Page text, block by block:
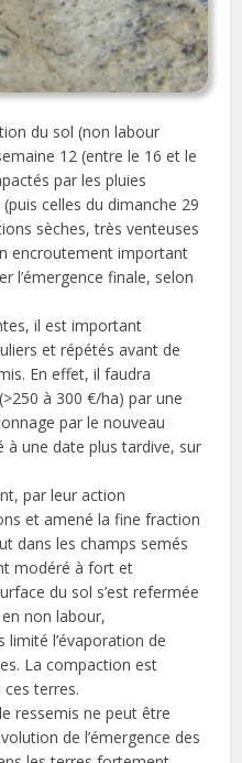
du sol (non labour
12 (entre le 16 et le
par les pluies
celles du dimanche 29
sèches, très venteuses
encroutement important
l’émergence finale, selon
il est important
et répétés avant de
En effet, il faudra
à 300 €/ha) par une
par le nouveau
à une date plus tardive, sur
par leur action
et amené la fine fraction
dans les champs semés
modéré à fort et
du sol s’est refermée
non labour,
limité l’évaporation de
La compaction est
terres.
ressemis ne peut être
de l’émergence des